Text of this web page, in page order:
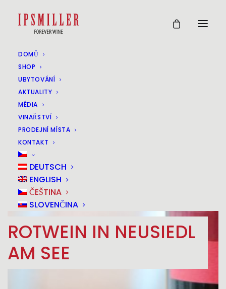
DOMŮ
SHOP
UBYTOVÁNÍ
AKTUALITY
MÉDIA
VINAŘSTVÍ
PRODEJNÍ MÍSTA
KONTAKT
DEUTSCH
ENGLISH
ČEŠTINA
SLOVENČINA
ROTWEIN IN NEUSIEDL
AM SEE